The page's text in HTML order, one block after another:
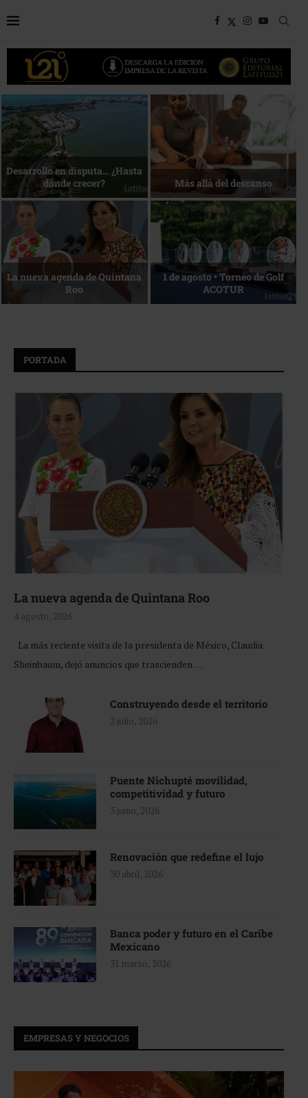
Bottega, un viaje servido a la
mesa
Energía que Impulsa la
competitividad
Reconocimiento de viajeros La esencia del servicio
PORTADA
La nueva agenda de Quintana Roo
4 agosto, 2026
La más reciente visita de la presidenta de México, Claudia
Sheinbaum, dejó anuncios que trascienden …
Construyendo desde el territorio
2 julio, 2026
Puente Nichupté movilidad,
competitividad y futuro
3 junio, 2026
Renovación que redefine el lujo
30 abril, 2026
Banca poder y futuro en el Caribe
Mexicano
31 marzo, 2026
EMPRESAS Y NEGOCIOS